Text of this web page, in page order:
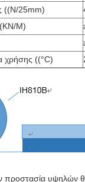
((N/25mm)
M)
χρήσης ((°C)
προστασία υψηλών